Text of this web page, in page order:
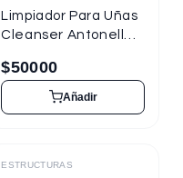
Limpiador Para Uñas
Cleanser Antonella
$50000
Añadir
ESTRUCTURAS